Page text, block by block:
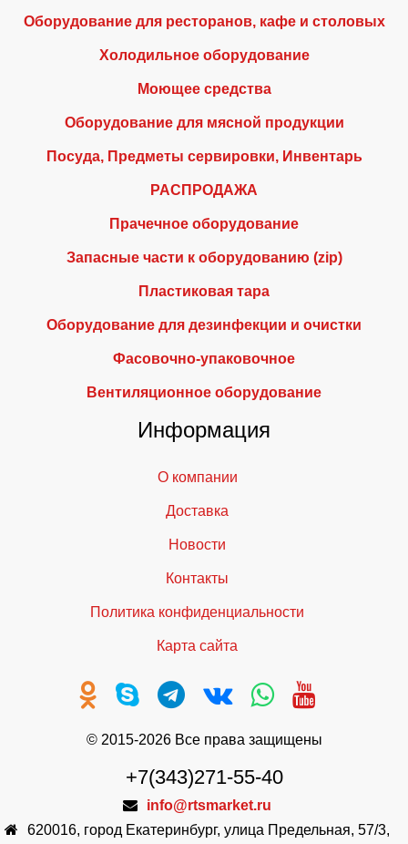
Оборудование для ресторанов, кафе и столовых
Холодильное оборудование
Моющее средства
Оборудование для мясной продукции
Посуда, Предметы сервировки, Инвентарь
РАСПРОДАЖА
Прачечное оборудование
Запасные части к оборудованию (zip)
Пластиковая тара
Оборудование для дезинфекции и очистки
Фасовочно-упаковочное
Вентиляционное оборудование
Информация
О компании
Доставка
Новости
Контакты
Политика конфиденциальности
Карта сайта
© 2015-2026 Все права защищены
+7(343)271-55-40
info@rtsmarket.ru
620016, город Екатеринбург, улица Предельная, 57/3,